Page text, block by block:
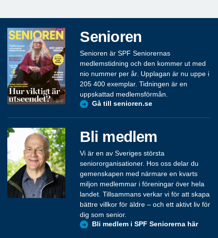
Senioren
Senioren är SPF Seniorernas
medlemstidning och den kommer ut med
nio nummer per år. Upplagan är nu uppe i
205 400 exemplar. Tidningen är en
uppskattad medlemsförmån.
Gå till senioren.se
Bli medlem
Vi är en av Sveriges största
seniororganisationer. Hos oss delar du
gemenskapen med närmare en kvarts
miljon medlemmar i föreningar över hela
landet. Tillsammans verkar vi för att skapa
bättre villkor för äldre – och ett aktivt liv för
dig som senior.
Bli medlem i SPF Seniorerna här